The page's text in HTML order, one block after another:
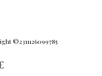
©2311126099785